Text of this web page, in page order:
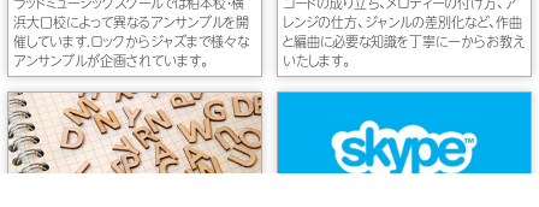
浜大口校によって異なるアンサンブルを開
催しています.ロックからジャズまで様々な
アンサンブルが企画されています。
レンジの仕方、ジャンルの差別化など、作曲
と編曲に必要な知識を丁寧に一からお教え
いたします。